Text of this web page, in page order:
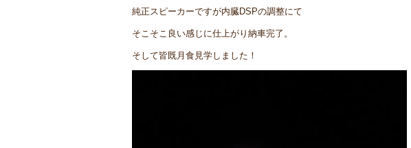
純正スピーカーですが内臓DSPの調整にて
そこそこ良い感じに仕上がり納車完了。
そして皆既月食見学しました！